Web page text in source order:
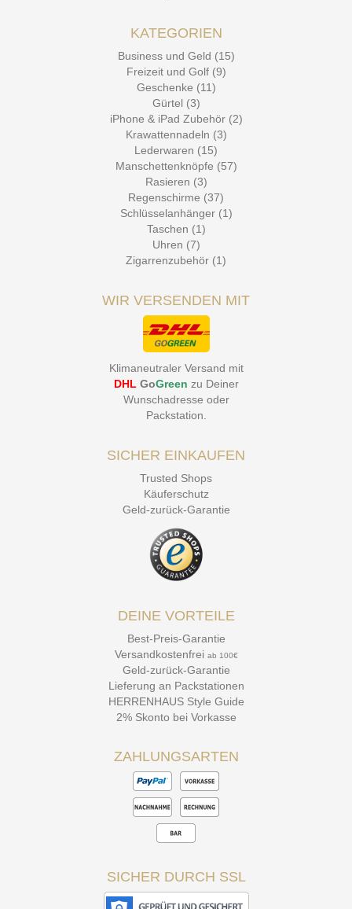
KATEGORIEN
Business und Geld (15)
Freizeit und Golf (9)
Geschenke (11)
Gürtel (3)
iPhone & iPad Zubehör (2)
Krawattennadeln (3)
Lederwaren (15)
Manschettenknöpfe (57)
Rasieren (3)
Regenschirme (37)
Schlüsselanhänger (1)
Taschen (1)
Uhren (7)
Zigarrenzubehör (1)
WIR VERSENDEN MIT
Klimaneutraler Versand mit
DHL GoGreen zu Deiner
Wunschadresse oder
Packstation
SICHER EINKAUFEN
Trusted Shops
Käuferschutz
Geld-zurück-Garantie
DEINE VORTEILE
Best-Preis-Garantie
Versandkostenfrei ab 100€
Geld-zurück-Garantie
Lieferung an Packstationen
HERRENHAUS Style Guide
2% Skonto bei Vorkasse
ZAHLUNGSARTEN
SICHER DURCH SSL